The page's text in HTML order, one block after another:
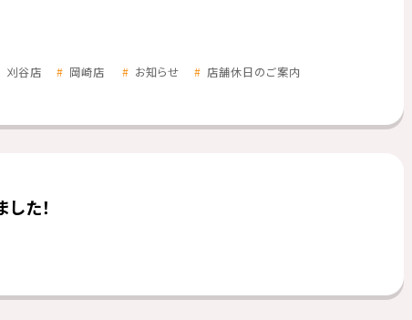
刈谷店 岡崎店 お知らせ 店舗休日のご案内
た！